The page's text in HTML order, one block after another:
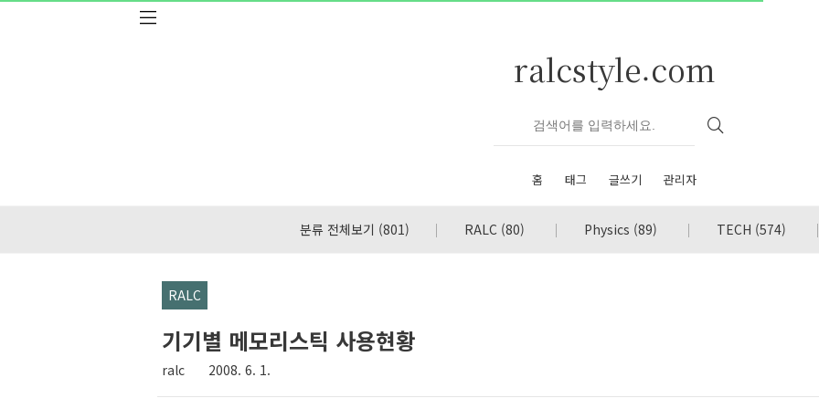
본문 바로가기
ralcstyle.com
홈 태그 글쓰기 관리자
분류 전체보기 (801) RALC (80) Physics (89) TECH (574)
RALC
기기별 메모리스틱 사용현황
ralc 2008. 6. 1.